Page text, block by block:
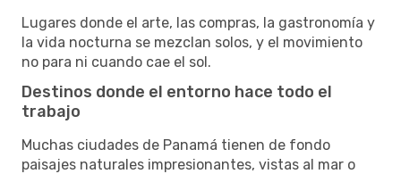
Lugares donde el arte, las compras, la gastronomía y
la vida nocturna se mezclan solos, y el movimiento
no para ni cuando cae el sol.
Destinos donde el entorno hace todo el
trabajo
Muchas ciudades de Panamá tienen de fondo
paisajes naturales impresionantes, vistas al mar o